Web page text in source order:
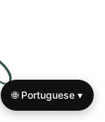
🌐 Portuguese ▾